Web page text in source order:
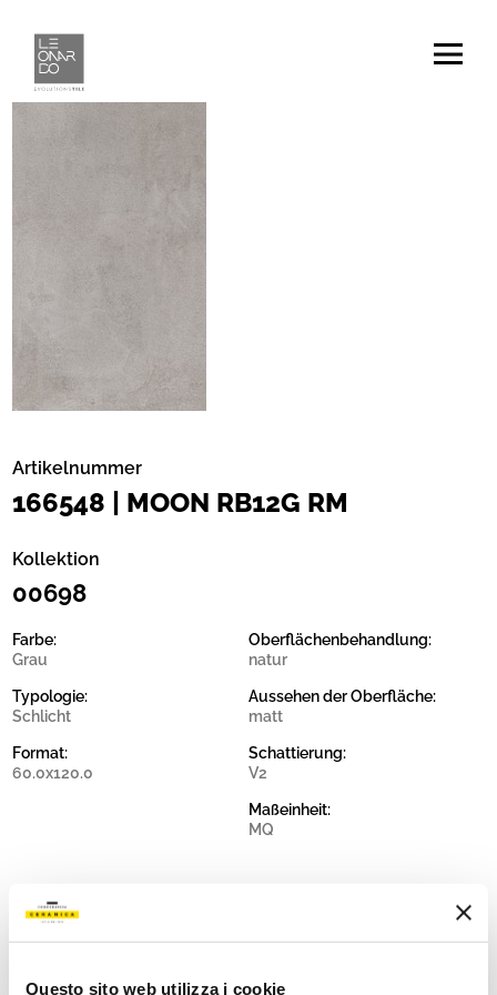
Questo sito web utilizza i cookie
Artikelnummer
166548 | MOON RB12G RM
Kollektion
00698
Farbe:
Grau
Typologie:
Schlicht
Format:
60.0x120.0
Oberflächenbehandlung:
natur
Aussehen der Oberfläche:
matt
Schattierung:
V2
Maßeinheit:
MQ